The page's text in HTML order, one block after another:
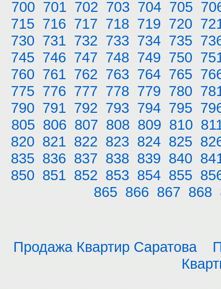
700 701 702 703 704 705
715 716 717 718 719 720
730 731 732 733 734 735
745 746 747 748 749 750
760 761 762 763 764 765
775 776 777 778 779 780
790 791 792 793 794 795
805 806 807 808 809 810
820 821 822 823 824 825
835 836 837 838 839 840
850 851 852 853 854 855
865 866 867 868
Продажа Квартир Саратова